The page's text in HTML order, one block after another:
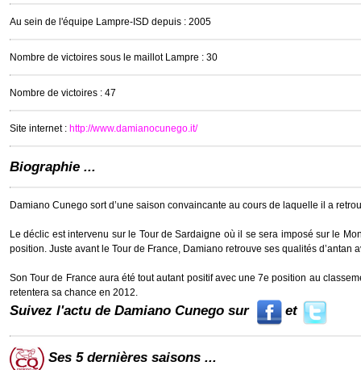
Au sein de l'équipe Lampre-ISD depuis : 2005
Nombre de victoires sous le maillot Lampre : 30
Nombre de victoires : 47
Site internet : http://www.damianocunego.it/
Biographie ...
Damiano Cunego sort d’une saison convaincante au cours de laquelle il a
Le déclic est intervenu sur le Tour de Sardaigne où il se sera imposé sur le
position. Juste avant le Tour de France, Damiano retrouve ses qualités
Son Tour de France aura été tout autant positif avec une 7e position au
retentera sa chance en 2012.
Suivez l'actu de Damiano Cunego sur et
Ses 5 dernières saisons ...